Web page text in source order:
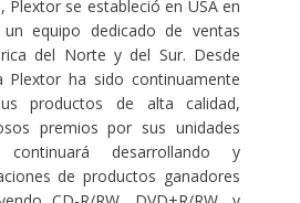
Plextor se estableció en USA en
equipo dedicado de ventas
del Norte y del Sur. Desde
Plextor ha sido continuamente
productos de alta calidad,
premios por sus unidades
desarrollando y
de productos ganadores